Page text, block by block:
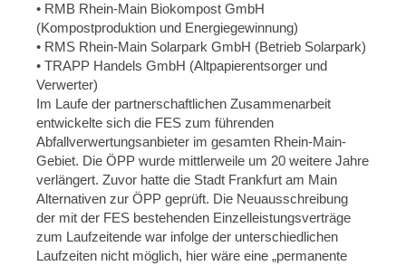
• RMB Rhein-Main Biokompost GmbH
(Kompostproduktion und Energiegewinnung)
• RMS Rhein-Main Solarpark GmbH (Betrieb Solarpark)
• TRAPP Handels GmbH (Altpapierentsorger und
Verwerter)
Im Laufe der partnerschaftlichen Zusammenarbeit
entwickelte sich die FES zum führenden
Abfallverwertungsanbieter im gesamten Rhein-Main-
Gebiet. Die ÖPP wurde mittlerweile um 20 weitere Jahre
verlängert. Zuvor hatte die Stadt Frankfurt am Main
Alternativen zur ÖPP geprüft. Die Neuausschreibung
der mit der FES bestehenden Einzelleistungsverträge
zum Laufzeitende war infolge der unterschiedlichen
Laufzeiten nicht möglich, hier wäre eine „permanente